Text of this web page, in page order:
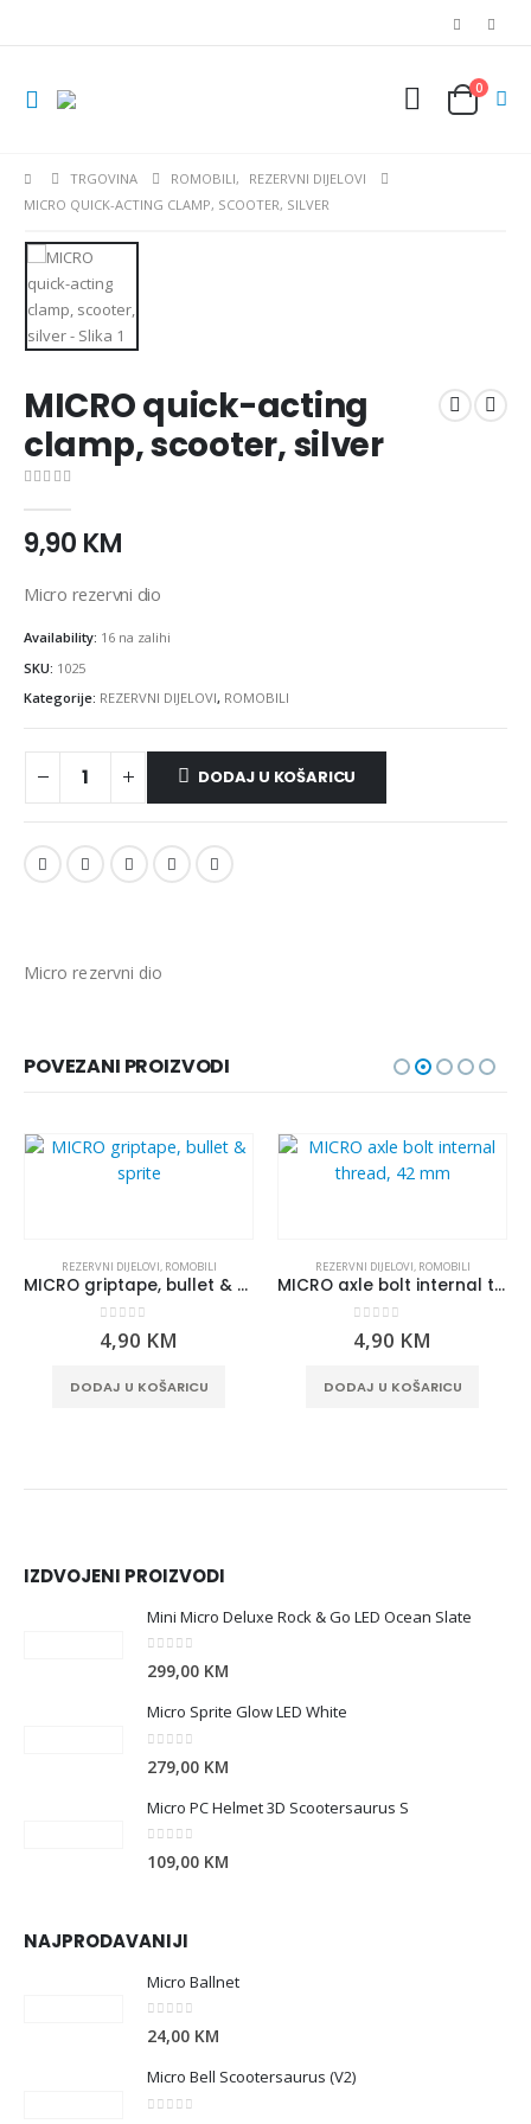
0
TRGOVINA ROMOBILI,
REZERVNI DIJELOVI
MICRO QUICK-ACTING CLAMP, SCOOTER, SILVER
MICRO quick-acting
clamp, scooter, silver
9,90 KM
Micro rezervni dio
Availability: 16 na zalihi
SKU: 1025
Kategorije: REZERVNI DIJELOVI, ROMOBILI
DODAJ U KOŠARICU
Micro rezervni dio
POVEZANI PROIZVODI
REZERVNI DIJELOVI, ROMOBILI
MICRO griptape, bullet & sprite
0out of 5
4,90 KM
DODAJ U KOŠARICU
REZERVNI DIJELOVI, ROMOBILI
MICRO axle bolt internal thread, 42 mm
0out of 5
4,90 KM
DODAJ U KOŠARICU
IZDVOJENI PROIZVODI
Mini Micro Deluxe Rock & Go LED Ocean Slate
0 out of 5
299,00 KM
Micro Sprite Glow LED White
279,00 KM
Micro PC Helmet 3D Scootersaurus S
0 out of 5
109,00 KM
NAJPRODAVANIJI
Micro Ballnet
0 out of 5
24,00 KM
Micro Bell Scootersaurus (V2)